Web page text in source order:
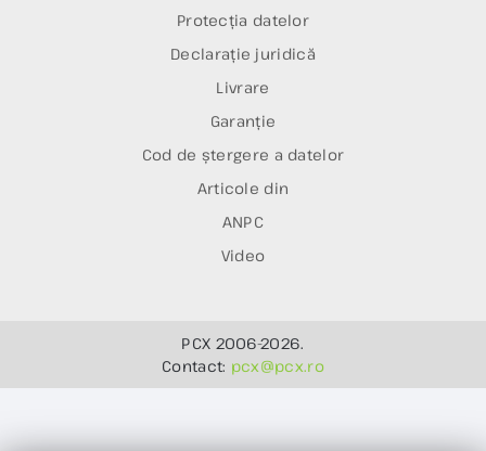
Protecția datelor
Declarație juridică
Livrare
Garanție
Cod de ștergere a datelor
Articole din
ANPC
Video
PCX 2006-2026.
Contact: pcx@pcx.ro